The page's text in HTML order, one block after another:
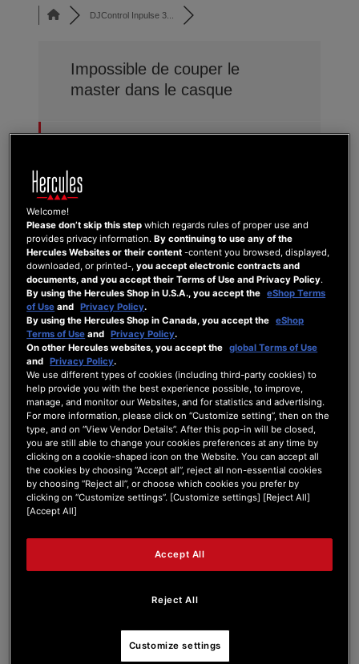
DJControl Inpulse 3...
Impossible de couper le
master dans le casque
6
Posts
16/09/2024 4:41 am
DIDAL
sur mon 300 mk2 sous Serato DJ Pro, j'ai
toujours le son du master dans le casque,
pourtant le bouton "Master" est éteint
et évidement, le commutateur casque de la
platine concerné aussi.
bref ... tous les boutons concernant la sortie
casque sont coupés, mais le son sort quand
même
6 ANSWERS
Welcome!
Please don’t skip this step which regards rules of proper use and
provides privacy information.By continuing to use any of the
Hercules Websites or their content -content you browsed, displayed,
downloaded, or printed-,you accept electronic contracts and
documents, and you accept their Terms of Use and Privacy Policy.
By using the Hercules Shop in U.S.A., you accept the eShop Terms
of Use and Privacy Policy.
By using the Hercules Shop in Canada, you accept the eShop
Terms of Use and Privacy Policy.
On other Hercules websites, you accept the global Terms of Use
and Privacy Policy.
We use different types of cookies (including third-party cookies) to
help provide you with the best experience possible, to improve,
manage, and monitor our Websites, and for statistics and advertising.
For more information, please click on “Customize setting”, then on the
type, and on “View Vendor Details”. After this pop-in will be closed,
you are still able to change your cookies preferences at any time by
clicking on a cookie-shaped icon on the Website. You can accept all
the cookies by choosing “Accept all”, reject all non-essential cookies
by choosing “Reject all”, or choose which cookies you prefer by
clicking on “Customize settings”. [Customize settings] [Reject All]
[Accept All]
Reject All
Accept All
Customize settings